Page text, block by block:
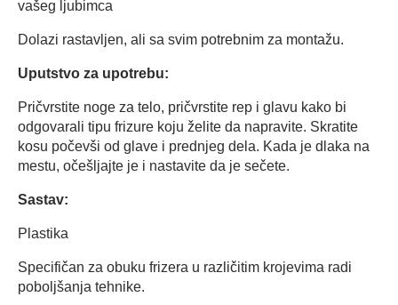
vašeg ljubimca
Dolazi rastavljen, ali sa svim potrebnim za montažu.
Uputstvo za upotrebu:
Pričvrstite noge za telo, pričvrstite rep i glavu kako bi
odgovarali tipu frizure koju želite da napravite. Skratite
kosu počevši od glave i prednjeg dela. Kada je dlaka na
mestu, očešljajte je i nastavite da je sečete.
Sastav:
Plastika
Specifičan za obuku frizera u različitim krojevima radi
poboljšanja tehnike.